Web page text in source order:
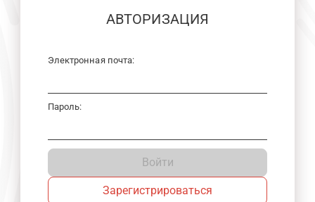
АВТОРИЗАЦИЯ
Электронная почта:
Пароль:
Войти
Зарегистрироваться